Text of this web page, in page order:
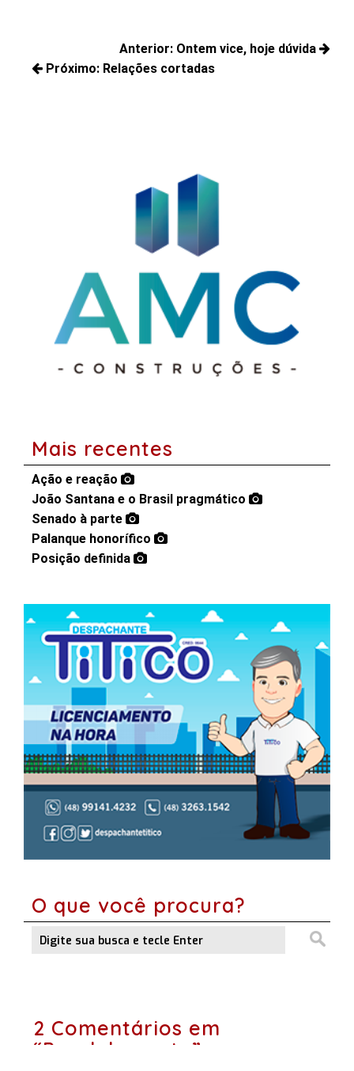
Navegação
de
Anterior:
Posts
Ontem vice, hoje dúvida
Próximo: Relações cortadas
Mais recentes
Ação e reação
João Santana e o Brasil pragmático
Senado à parte
Palanque honorífico
Posição definida
O que você procura?
2 Comentários em
“Paralelamente”